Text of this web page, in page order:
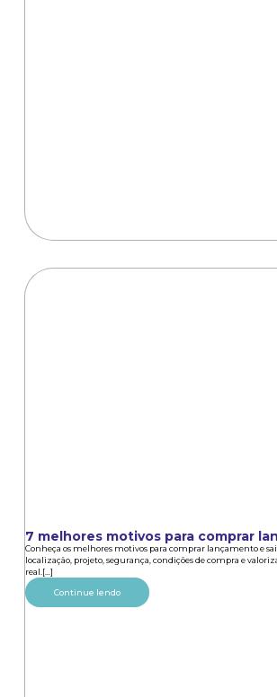
7 melhores motivos para comprar
Conheça os melhores motivos para comprar lançamento e
localização, projeto, segurança, condições de compra e
real.[...]
Continue lendo